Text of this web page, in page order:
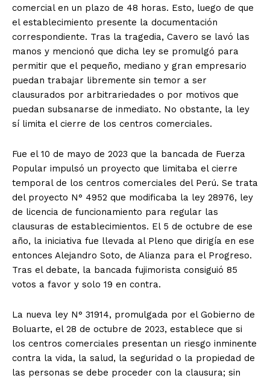
comercial en un plazo de 48 horas. Esto, luego de que
el establecimiento presente la documentación
correspondiente. Tras la tragedia, Cavero se lavó las
manos y mencionó que dicha ley se promulgó para
permitir que el pequeño, mediano y gran empresario
puedan trabajar libremente sin temor a ser
clausurados por arbitrariedades o por motivos que
puedan subsanarse de inmediato. No obstante, la ley
sí limita el cierre de los centros comerciales.
Fue el 10 de mayo de 2023 que la bancada de Fuerza
Popular impulsó un proyecto que limitaba el cierre
temporal de los centros comerciales del Perú. Se trata
del proyecto N° 4952 que modificaba la ley 28976, ley
de licencia de funcionamiento para regular las
clausuras de establecimientos. El 5 de octubre de ese
año, la iniciativa fue llevada al Pleno que dirigía en ese
entonces Alejandro Soto, de Alianza para el Progreso.
Tras el debate, la bancada fujimorista consiguió 85
votos a favor y solo 19 en contra.
La nueva ley N° 31914, promulgada por el Gobierno de
Boluarte, el 28 de octubre de 2023, establece que si
los centros comerciales presentan un riesgo inminente
contra la vida, la salud, la seguridad o la propiedad de
las personas se debe proceder con la clausura; sin